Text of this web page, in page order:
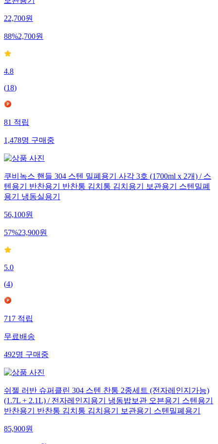
보관용기
22,700원
88%2,700원
4.8
(18)
81적립
1,478명구매중
쿠비녹스 핸들 304 스텐 밀폐용기 사각 3호 (1700ml x 2개) / 스
텐용기 반찬용기 반찬통 김치통 김치용기 보관용기 스텐밀폐
용기 냉동실용기
56,100원
57%23,900원
5.0
(4)
717적립
무료배송
492명구매중
쉬젤 러반 슈퍼클린 304 스텐 찬통 2종세트 (전자레인지가능)
(1.7L + 2.1L) / 전자레인지용기 냉동밥보관 오븐용기 스텐용기
반찬용기 반찬통 김치통 김치용기 보관용기 스텐밀폐용기
85,900원